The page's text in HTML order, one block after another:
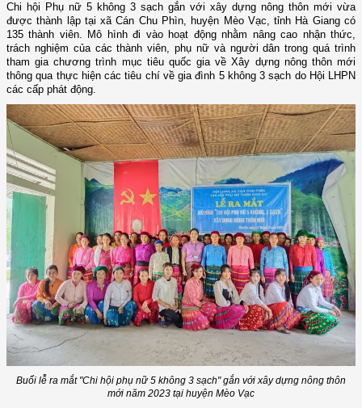
Chi hội Phụ nữ 5 không 3 sạch gắn với xây dựng nông thôn mới vừa
được thành lập tại xã Cán Chu Phìn, huyện Mèo Vạc, tỉnh Hà Giang có
135 thành viên. Mô hình đi vào hoạt động nhằm nâng cao nhận thức,
trách nghiệm của các thành viên, phụ nữ và người dân trong quá trình
tham gia chương trình mục tiêu quốc gia về Xây dựng nông thôn mới
thông qua thực hiện các tiêu chí về gia đình 5 không 3 sạch do Hội LHPN
các cấp phát động.
Buổi lễ ra mắt "Chi hội phụ nữ 5 không 3 sạch" gắn với xây dựng nông thôn
mới năm 2023 tại huyện Mèo Vạc